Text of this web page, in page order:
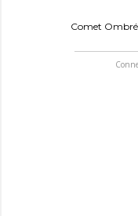
Comet